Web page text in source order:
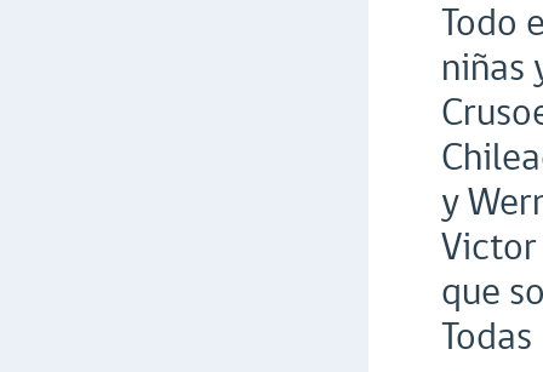
Todo
niñas
y
Victor
que